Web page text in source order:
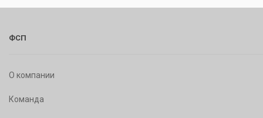
ФСП
О компании
Команда